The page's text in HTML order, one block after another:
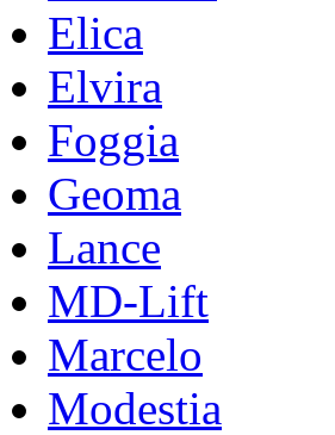
Elica
Elvira
Foggia
Geoma
Lance
MD-Lift
Marcelo
Modestia